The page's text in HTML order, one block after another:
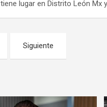
tiene lugar en Distrito León Mx
Siguiente